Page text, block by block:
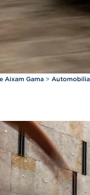
e Aixam Gama >